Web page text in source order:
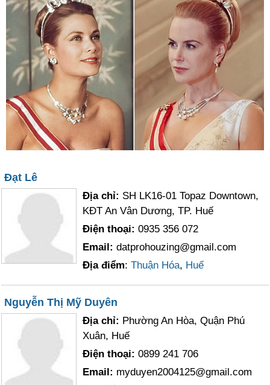
Đạt Lê
Địa chỉ: SH LK16-01 Topaz Downtown,
KĐT An Vân Dương, TP. Huế
Điện thoại:0935 356 072
Email:datprohouzing@gmail.com
Địa điểm:Thuận Hóa, Huế
Nguyễn Thị Mỹ Duyên
Địa chỉ: Phường An Hòa, Quận Phú
Xuân, Huế
Điện thoại:0899 241 706
Email: myduyen2004125@gmail.com